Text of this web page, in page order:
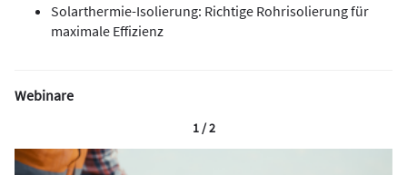
Solarthermie-Isolierung: Richtige Rohrisolierung für
maximale Effizienz
Webinare
1 / 2